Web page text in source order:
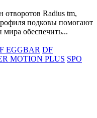
отворотов Radius tm,
подковы помогают
мира обеспечить...
EGGBAR DF
MOTION PLUS SPO